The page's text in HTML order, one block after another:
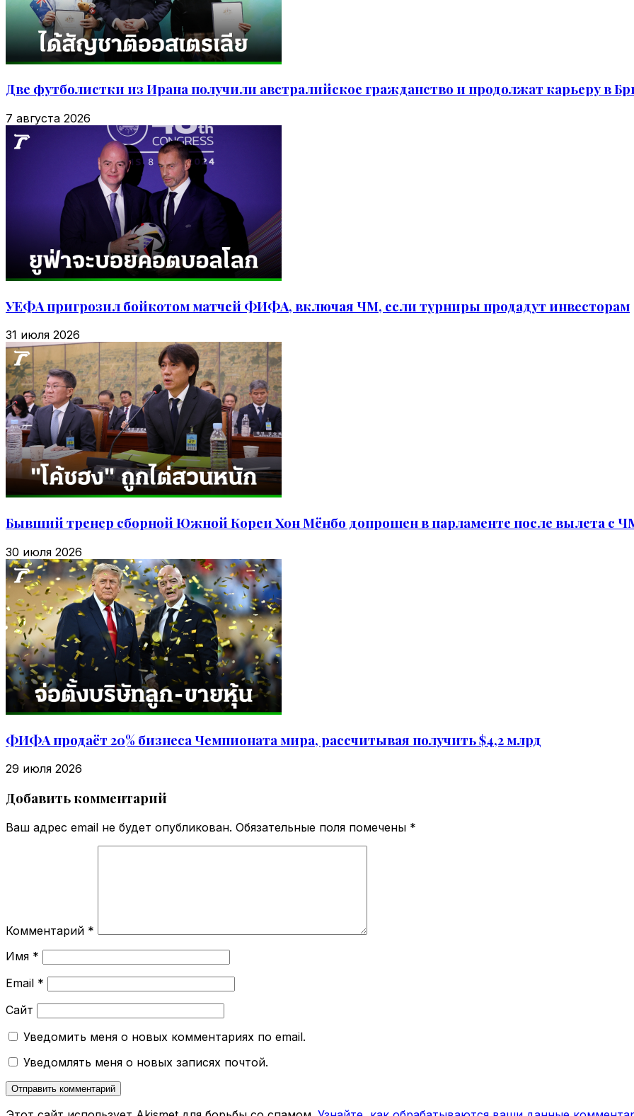
Две футболистки из Ирана получили австралийское гражданство и продолжат карьеру в
7 августа 2026
УЕФА пригрозил бойкотом матчей ФИФА, включая ЧМ, если турниры продадут инвесторам
31 июля 2026
Бывший тренер сборной Южной Кореи Хон Мёнбо допрошен в парламенте после вылета с
30 июля 2026
ФИФА продаёт 20% бизнеса Чемпионата мира, рассчитывая получить $4,2 млрд
29 июля 2026
Добавить комментарий
Ваш адрес email не будет опубликован. Обязательные поля помечены *
Комментарий *
Имя *
Email *
Сайт
Уведомить меня о новых комментариях по email.
Уведомлять меня о новых записях почтой.